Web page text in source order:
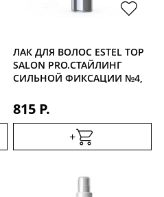
ЛАК ДЛЯ ВОЛОС ESTEL TOP
SALON PRO.СТАЙЛИНГ
СИЛЬНОЙ ФИКСАЦИИ №4,
815 Р.
+